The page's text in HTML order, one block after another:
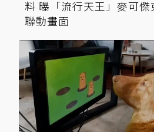
料 曝「流行天王」麥可傑
聯動畫面